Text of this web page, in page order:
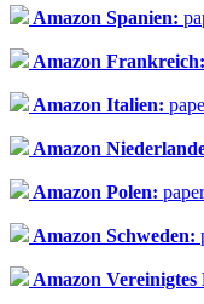
Amazon Spanien:
Amazon Frankreich:
Amazon Italien:
Amazon
Amazon Polen:
Amazon Schweden:
Amazon